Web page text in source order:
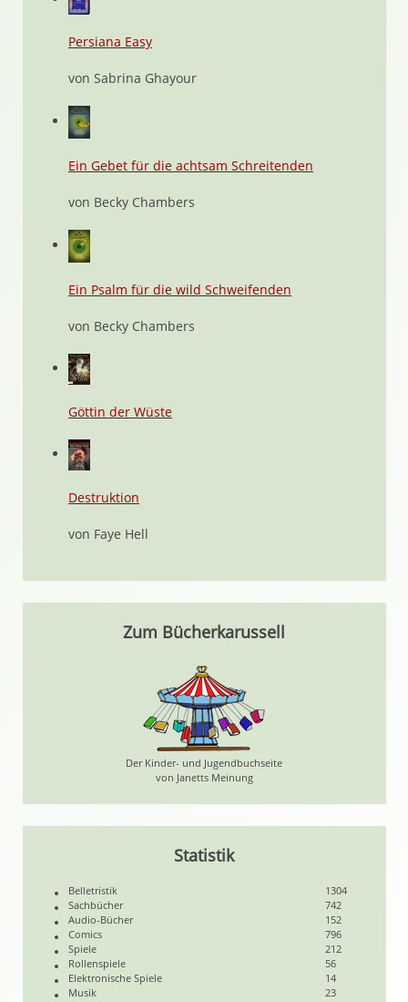
Persiana Easy
von Sabrina Ghayour
Ein Gebet für die achtsam Schreitenden
von Becky Chambers
Ein Psalm für die wild Schweifenden
von Becky Chambers
Göttin der Wüste
Destruktion
von Faye Hell
Zum Bücherkarussell
Der Kinder- und Jugendbuchseite
von Janetts Meinung
Statistik
Belletristik
1304
Sachbücher
742
Audio-Bücher
152
Comics
796
Spiele
212
Rollenspiele
56
Elektronische Spiele
14
Musik
23